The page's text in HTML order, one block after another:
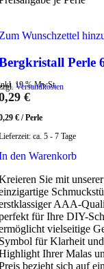
Wunschzettel
Perle
19 % MwSt.
Versandkosten
€
€ /Perle
ca. 5 - 7 Tage
den Warenkorb
Sie mit
AAA-
für Ihre DIY-
vielseitige
für Klarheit
Ihrer Malas
bezieht sich auf